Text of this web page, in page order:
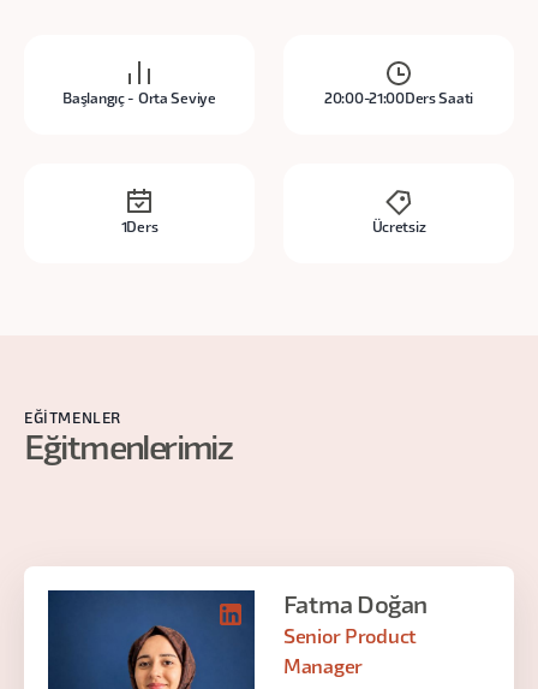
Başlangıç - Orta Seviye 20:00-21:00Ders Saati
1 Ders Ücretsiz
EĞITMENLER
Eğitmenlerimiz
Fatma Doğan
Senior Product
Manager